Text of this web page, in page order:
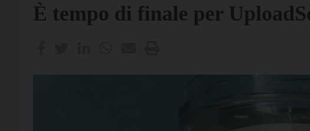
È tempo di finale per